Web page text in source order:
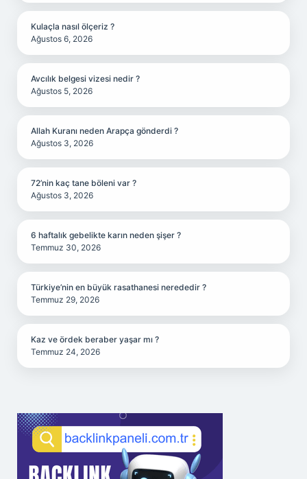
Kulaçla nasıl ölçeriz ?
Ağustos 6, 2026
Avcılık belgesi vizesi nedir ?
Ağustos 5, 2026
Allah Kuranı neden Arapça gönderdi ?
Ağustos 3, 2026
72’nin kaç tane böleni var ?
Ağustos 3, 2026
6 haftalık gebelikte karın neden şişer ?
Temmuz 30, 2026
Türkiye’nin en büyük rasathanesi nerededir ?
Temmuz 29, 2026
Kaz ve ördek beraber yaşar mı ?
Temmuz 24, 2026